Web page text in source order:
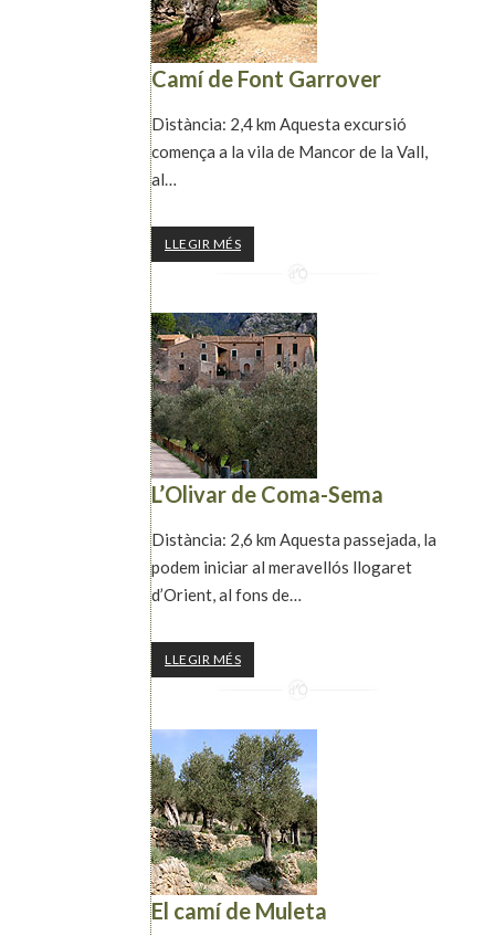
Camí de Font Garrover
Distància: 2,4 km Aquesta excursió
comença a la vila de Mancor de la Vall,
al…
LLEGIR MÉS
L’Olivar de Coma-Sema
Distància: 2,6 km Aquesta passejada, la
podem iniciar al meravellós llogaret
d’Orient, al fons de…
LLEGIR MÉS
El camí de Muleta